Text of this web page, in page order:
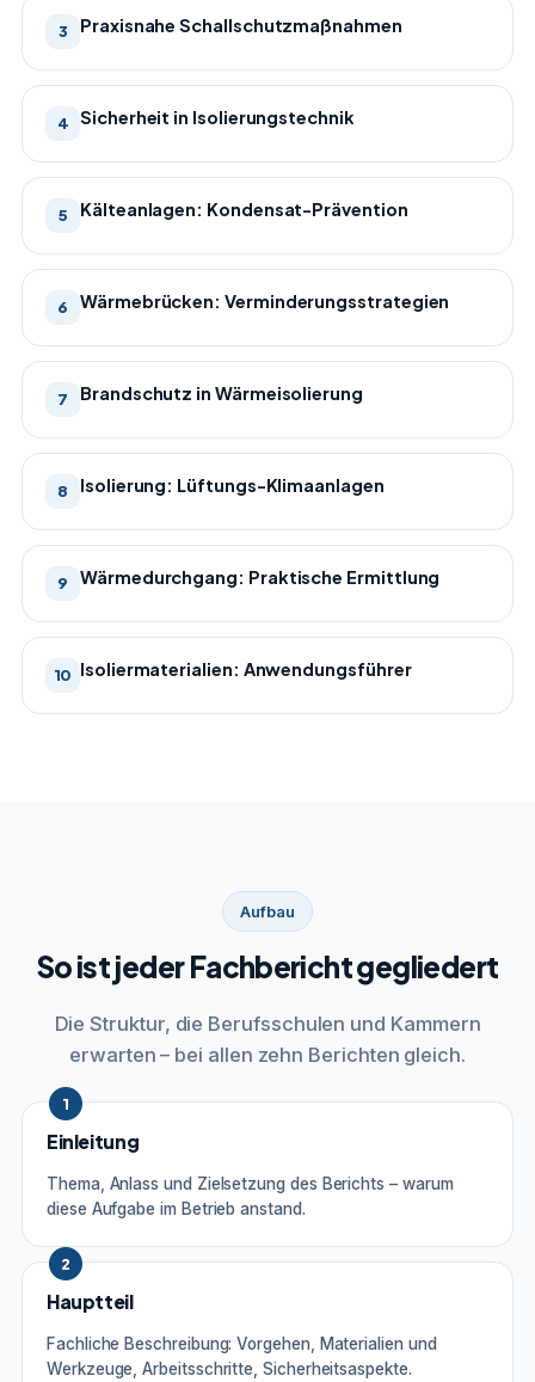
3 Praxisnahe Schallschutzmaßnahmen
4 Sicherheit in Isolierungstechnik
5 Kälteanlagen: Kondensat-Prävention
6 Wärmebrücken: Verminderungsstrategien
7 Brandschutz in Wärmeisolierung
8 Isolierung: Lüftungs-Klimaanlagen
9 Wärmedurchgang: Praktische Ermittlung
10 Isoliermaterialien: Anwendungsführer
Aufbau
So ist jeder Fachbericht gegliedert
Die Struktur, die Berufsschulen und Kammern
erwarten – bei allen zehn Berichten gleich.
1
Einleitung
Thema, Anlass und Zielsetzung des Berichts – warum
diese Aufgabe im Betrieb anstand.
2
Hauptteil
Fachliche Beschreibung: Vorgehen, Materialien und
Werkzeuge, Arbeitsschritte, Sicherheitsaspekte.